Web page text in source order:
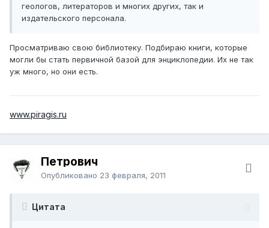
геологов, литераторов и многих других, так и
издательского персонала.
Просматриваю свою библиотеку. Подбираю книги, которые
могли бы стать первичной базой для энциклопедии. Их не так
уж много, но они есть.
www.piragis.ru
Петрович
Опубликовано 23 февраля, 2011
Цитата